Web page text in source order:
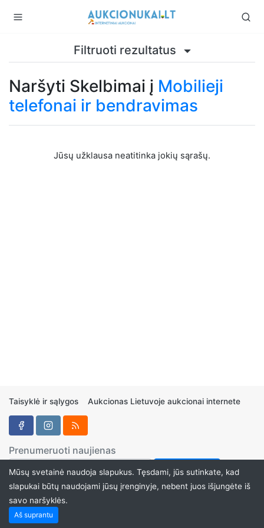
Filtruoti rezultatus
Naršyti Skelbimai į Mobilieji
telefonai ir bendravimas
Jūsų užklausa neatitinka jokių sąrašų.
Taisyklė ir sąlygos Aukcionas Lietuvoje aukcionai internete
Prenumeruoti naujienas
Mūsų svetainė naudoja slapukus. Tęsdami, jūs sutinkate, kad
slapukai būtų naudojami jūsų įrenginyje, nebent juos išjungėte iš
savo naršyklės.
Aš suprantu